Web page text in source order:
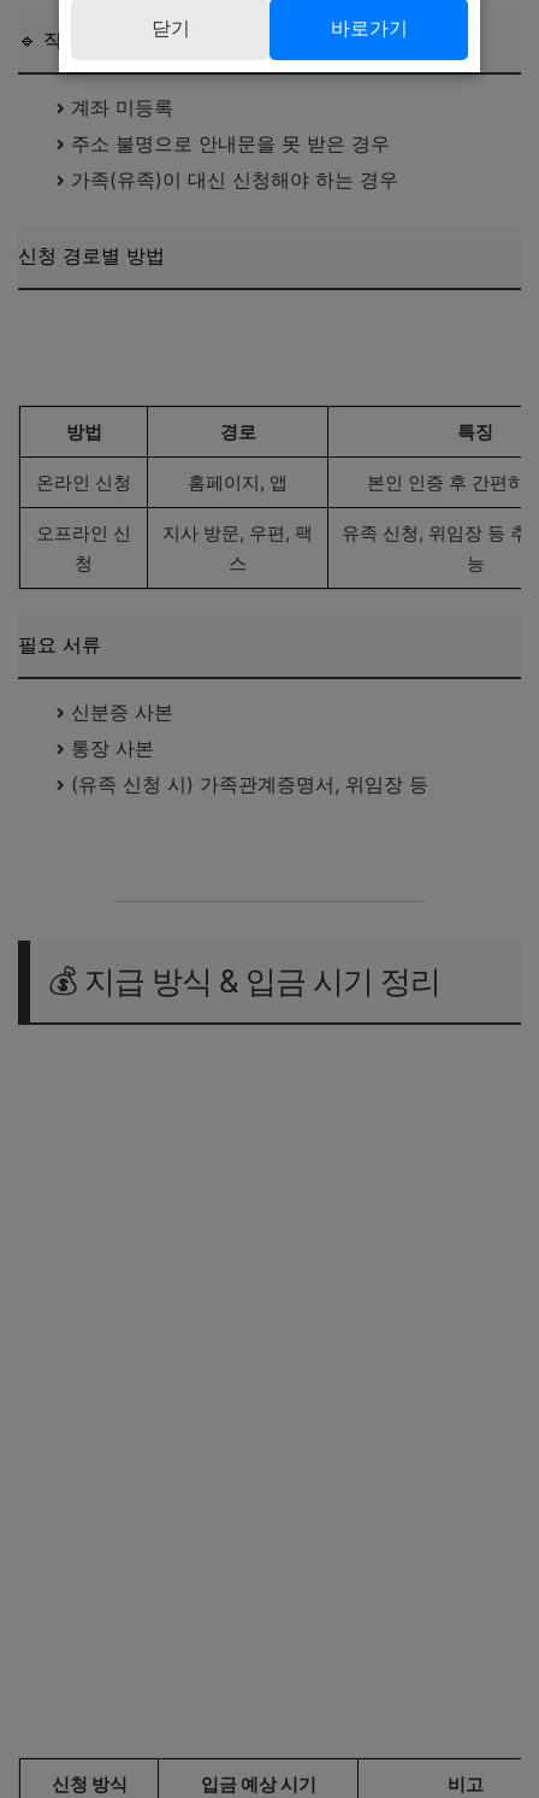
🔹 직접 신청이 필요한 경우
계좌 미등록
주소 불명으로 안내문을 못 받은 경우
가족(유족)이 대신 신청해야 하는 경우
신청 경로별 방법
방법 경로 특징
온라인 신청 홈페이지, 앱 본인 인증 후 간편하
오프라인 신
청
지사 방문, 우편, 팩
스
유족 신청, 위임장 등 추
능
필요 서류
신분증 사본
통장 사본
(유족 신청 시) 가족관계증명서, 위임장 등
💰 지급 방식 & 입금 시기 정리
신청 방식 입금 예상 시기 비고
닫기 바로가기